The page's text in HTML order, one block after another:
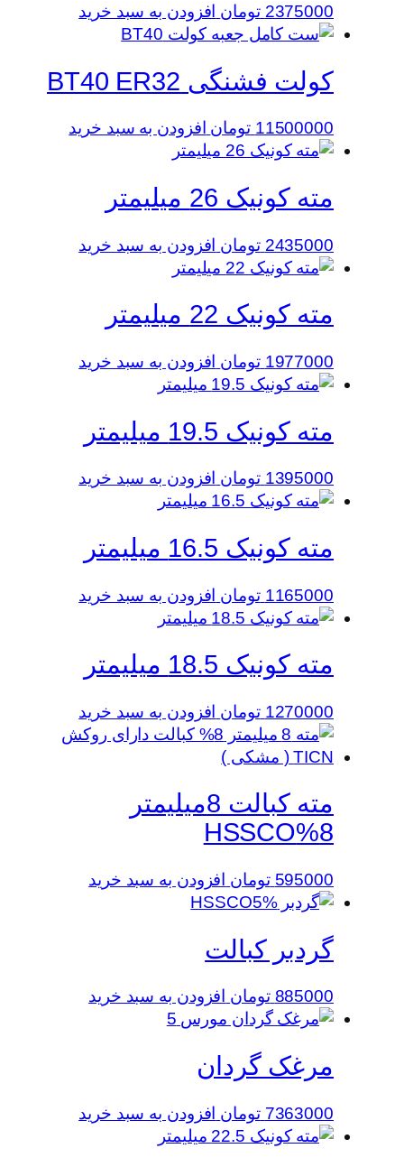
2375000 تومان افزودن به سبد خرید
کولت فشنگی BT40 ER32
11500000 تومان افزودن به سبد خرید
مته کونیک 26 میلیمتر
2435000 تومان افزودن به سبد خرید
مته کونیک 22 میلیمتر
1977000 تومان افزودن به سبد خرید
مته کونیک 19.5 میلیمتر
1395000 تومان افزودن به سبد خرید
مته کونیک 16.5 میلیمتر
1165000 تومان افزودن به سبد خرید
مته کونیک 18.5 میلیمتر
1270000 تومان افزودن به سبد خرید
مته کبالت 8میلیمتر
8%HSSCO
595000 تومان افزودن به سبد خرید
گردبر کبالت
885000 تومان افزودن به سبد خرید
مرغک گردان
7363000 تومان افزودن به سبد خرید